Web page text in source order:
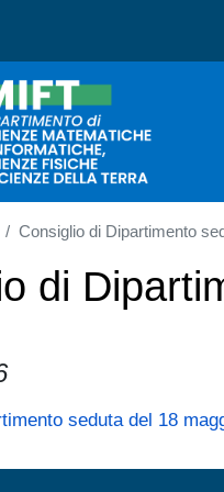
Scienze
Consiglio di Dipartimento
di
seduta del 18